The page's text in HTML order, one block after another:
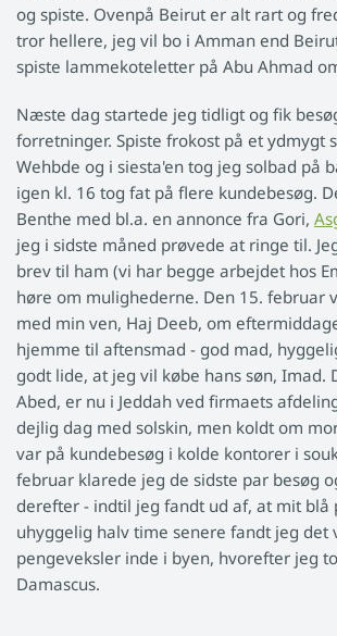
og spiste. Ovenpå Beirut er alt rart og
tror hellere, jeg vil bo i Amman end
spiste lammekoteletter på Abu Ahmad
Næste dag startede jeg tidligt og fik
forretninger. Spiste frokost på et ydmygt
Wehbde og i siesta'en tog jeg solbad på
igen kl. 16 tog fat på flere kundebesøg.
Benthe med bl.a. en annonce fra Gori,
jeg i sidste måned prøvede at ringe til.
brev til ham (vi har begge arbejdet hos
høre om mulighederne. Den 15. februar
med min ven, Haj Deeb, om
hjemme til aftensmad - god mad,
godt lide, at jeg vil købe hans søn, Imad.
Abed, er nu i Jeddah ved firmaets
dejlig dag med solskin, men koldt om
var på kundebesøg i kolde kontorer i
februar klarede jeg de sidste par besøg
derefter - indtil jeg fandt ud af, at mit blå
uhyggelig halv time senere fandt jeg det
pengeveksler inde i byen, hvorefter jeg
Damascus.